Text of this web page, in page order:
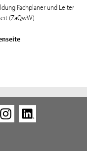
Fachplaner und Leiter
(ZaQwW)